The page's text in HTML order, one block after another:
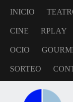
INICIO
CINE RPLAY
OCIO
SORTEO